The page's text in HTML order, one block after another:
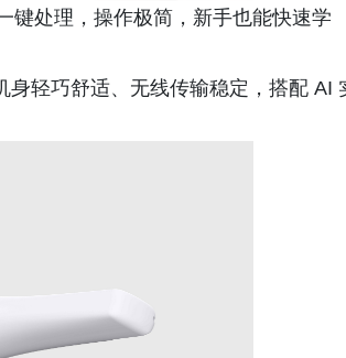
键处理，操作极简，新手也能快速学
身轻巧舒适、无线传输稳定，搭配 AI